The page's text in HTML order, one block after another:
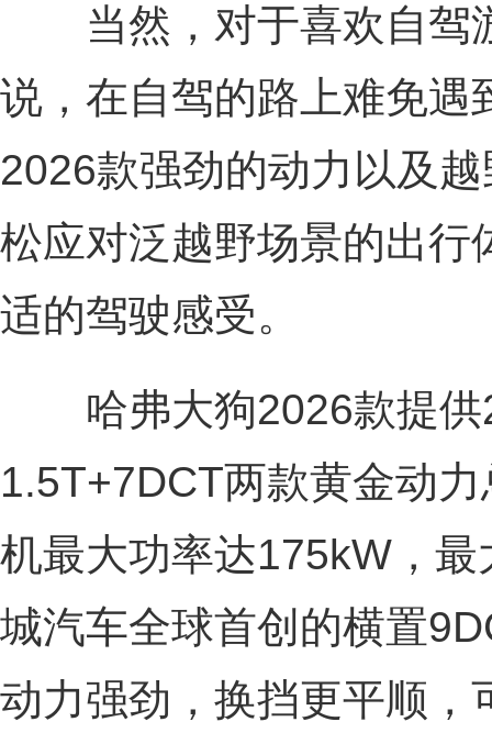
当然，对于喜欢自驾
说，在自驾的路上难免遇
2026款强劲的动力以及
松应对泛越野场景的出行
适的驾驶感受。
哈弗大狗2026款提供
1.5T+7DCT两款黄金动
机最大功率达175kW，最
城汽车全球首创的横置
动力强劲，换挡更平顺，